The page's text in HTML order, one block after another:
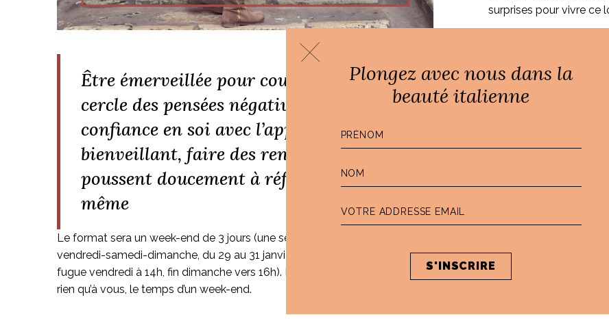
surprises pour vivre ce
Être émerveillée pour couper court au
cercle des pensées négatives, prendre
confiance en soi avec l’appui d’un groupe
bienveillant, faire des rencontres qui nous
poussent doucement à réfléchir à nous-
même
Le format sera un week-end de 3 jours (une seule journée à poser)
vendredi-samedi-dimanche, du 29 au 31 janvier 2021 (démarrage de la
fugue vendredi à 14h, fin dimanche vers 16h). L’occasion de penser à vous,
rien qu’à vous, le temps d’un week-end.
Au programme des
l’italienne :
une sororité
3 jours dans une
une matinée
une balade guidée à
du bon sens et des
un atelier exclusif
beaucoup de
Plongez avec nous dans la
beauté italienne